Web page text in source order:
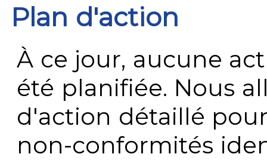
Plan d'action
À ce jour, aucune
été planifiée. Nous
d'action détaillé
non-conformités